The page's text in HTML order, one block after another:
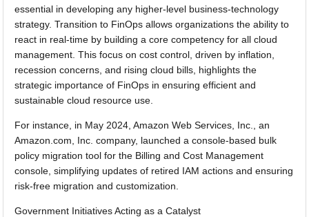
essential in developing any higher-level business-technology
strategy. Transition to FinOps allows organizations the ability to
react in real-time by building a core competency for all cloud
management. This focus on cost control, driven by inflation,
recession concerns, and rising cloud bills, highlights the
strategic importance of FinOps in ensuring efficient and
sustainable cloud resource use.
For instance, in May 2024, Amazon Web Services, Inc., an
Amazon.com, Inc. company, launched a console-based bulk
policy migration tool for the Billing and Cost Management
console, simplifying updates of retired IAM actions and ensuring
risk-free migration and customization.
Government Initiatives Acting as a Catalyst